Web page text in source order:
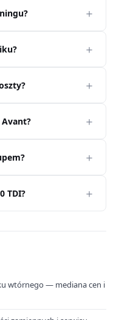
TDI?
wtórnego — mediana cen i